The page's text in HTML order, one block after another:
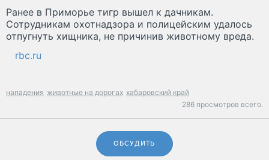
Ранее в Приморье тигр вышел к дачникам.
Сотрудникам охотнадзора и полицейским удалось
отпугнуть хищника, не причинив животному вреда.
rbc.ru
нападения животные на дорогах хабаровский край
286 просмотров всего.
ОБСУДИТЬ